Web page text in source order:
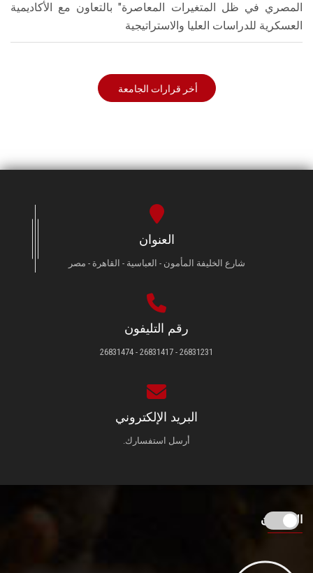
المصري في ظل المتغيرات المعاصرة" بالتعاون مع الأكاديمية
العسكرية للدراسات العليا والاستراتيجية
أخر قرارات الجامعة
العنوان
شارع الخليفة المأمون - العباسية - القاهرة - مصر
رقم التليفون
26831231 - 26831417 - 26831474
البريد الإلكتروني
أرسل استفسارك.
الزائـرون